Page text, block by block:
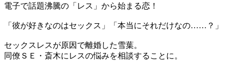
電子で話題沸騰の「レス」から始まる恋！
「彼が好きなのはセックス」「本当にそれだけなの……？」
セックスレスが原因で離婚した雪葉。
同僚ＳＥ・斎木にレスの悩みを相談することに。